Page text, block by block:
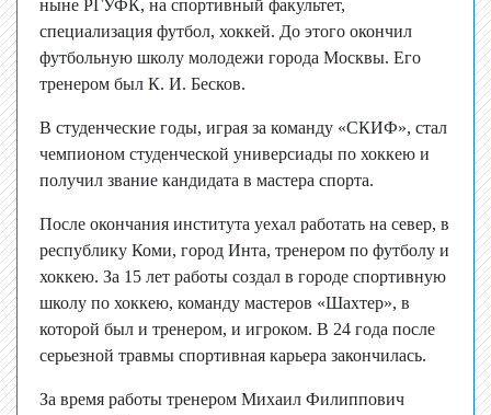
ныне РГУФК, на спортивный факультет,
специализация футбол, хоккей. До этого окончил
футбольную школу молодежи города Москвы. Его
тренером был К. И. Бесков.
В студенческие годы, играя за команду «СКИФ», стал
чемпионом студенческой универсиады по хоккею и
получил звание кандидата в мастера спорта.
После окончания института уехал работать на север, в
республику Коми, город Инта, тренером по футболу и
хоккею. За 15 лет работы создал в городе спортивную
школу по хоккею, команду мастеров «Шахтер», в
которой был и тренером, и игроком. В 24 года после
серьезной травмы спортивная карьера закончилась.
За время работы тренером Михаил Филиппович